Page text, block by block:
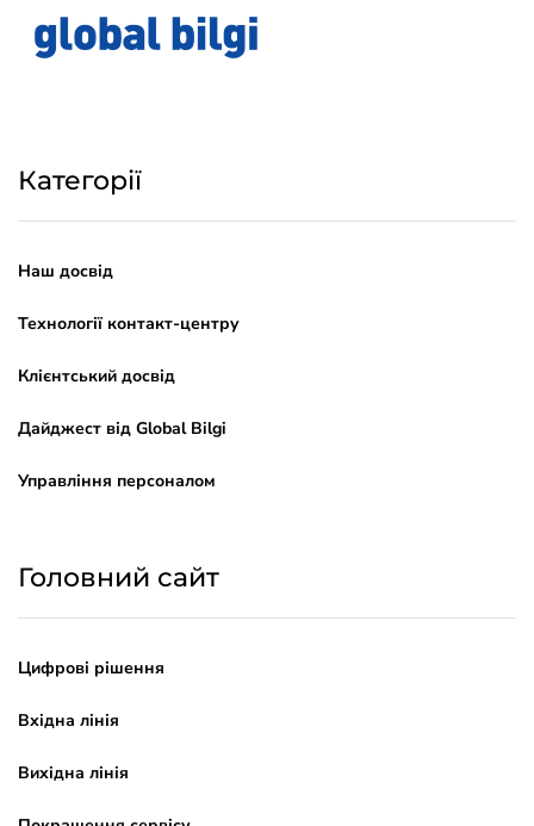
Категорії
Наш досвід
Технології контакт-центру
Клієнтський досвід
Дайджест від Global Bilgi
Управління персоналом
Головний сайт
Цифрові рішення
Вхідна лінія
Вихідна лінія